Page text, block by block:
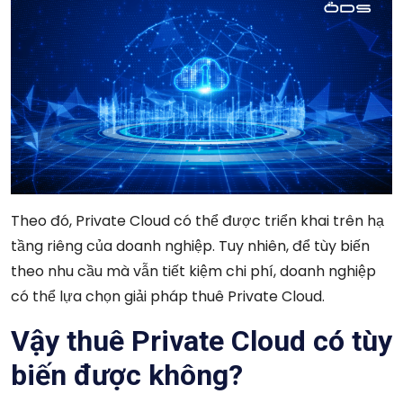
Theo đó, Private Cloud có thể được triển khai trên hạ
tầng riêng của doanh nghiệp. Tuy nhiên, để tùy biến
theo nhu cầu mà vẫn tiết kiệm chi phí, doanh nghiệp
có thể lựa chọn giải pháp thuê Private Cloud.
Vậy thuê Private Cloud có tùy
biến được không?